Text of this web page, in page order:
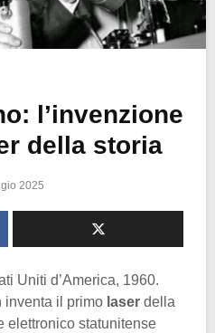
l’invenzione
della storia
2025
Uniti d’America, 1960.
inventa il primo laser della
elettronico statunitense